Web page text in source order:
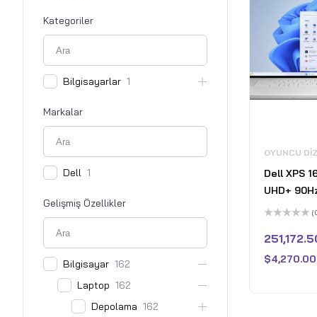
Kategoriler
Bilgisayarlar 1
Markalar
Dell 1
Gelişmiş Özellikler
Bilgisayar 162
Laptop 162
Depolama 162
OYUNCU
Dell XPS
UHD+
Laptop -
GeForce
32GB
üzerinden
0
aldı
$4,270.00